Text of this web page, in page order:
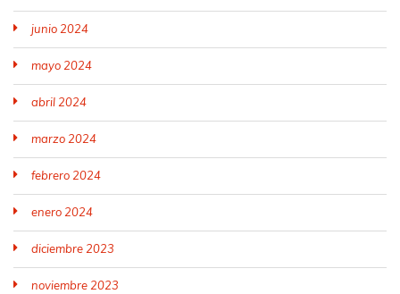
junio 2024
mayo 2024
abril 2024
marzo 2024
febrero 2024
enero 2024
diciembre 2023
noviembre 2023